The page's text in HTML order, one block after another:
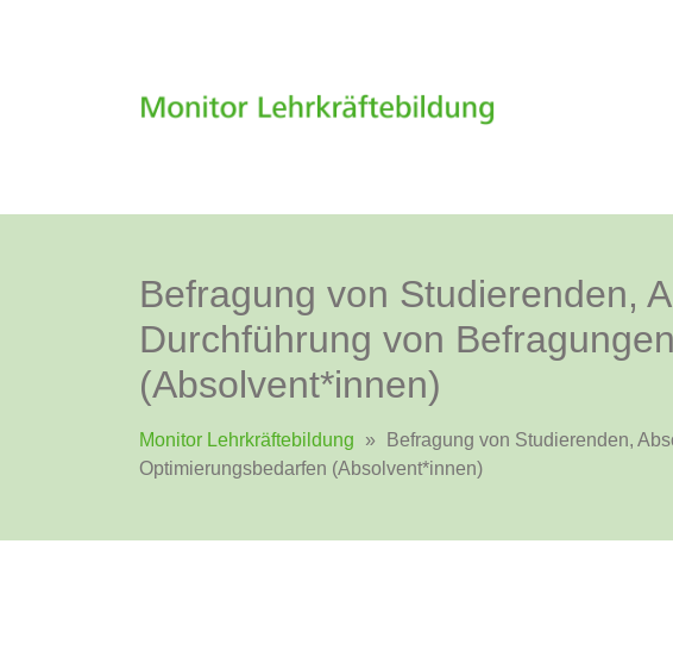
Befragung von Studierenden,
Durchführung von
(Absolvent*innen)
Monitor Lehrkräftebildung »
Befragung von Studierenden,
Optimierungsbedarfen (Absolvent*innen)